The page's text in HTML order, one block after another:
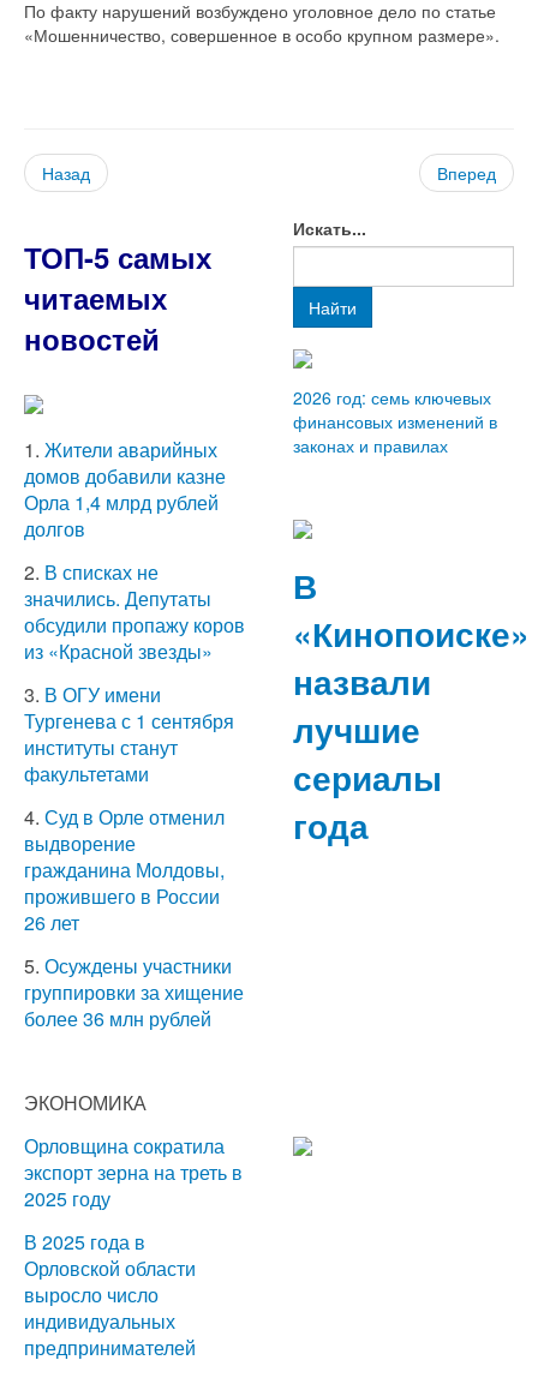
По факту нарушений возбуждено уголовное дело по статье
«Мошенничество, совершенное в особо крупном размере».
Назад Вперед
ТОП-5 самых
читаемых
новостей
1. Жители аварийных
домов добавили казне
Орла 1,4 млрд рублей
долгов
2. В списках не
значились. Депутаты
обсудили пропажу коров
из «Красной звезды»
3. В ОГУ имени
Тургенева с 1 сентября
институты станут
факультетами
4. Суд в Орле отменил
выдворение
гражданина Молдовы,
прожившего в России
26 лет
5. Осуждены участники
группировки за хищение
более 36 млн рублей
ЭКОНОМИКА
Орловщина сократила
экспорт зерна на треть в
2025 году
В 2025 года в
Орловской области
выросло число
индивидуальных
предпринимателей
Искать...
Найти
2026 год: семь ключевых
финансовых изменений в
законах и правилах
В
«Кинопоиске»
назвали
лучшие
сериалы
года